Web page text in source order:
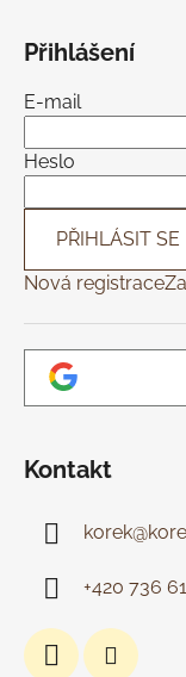
Přihlášení
E-mail
Heslo
PŘIHLÁSIT SE
Nová registrace
Kontakt
korek@
+420 736